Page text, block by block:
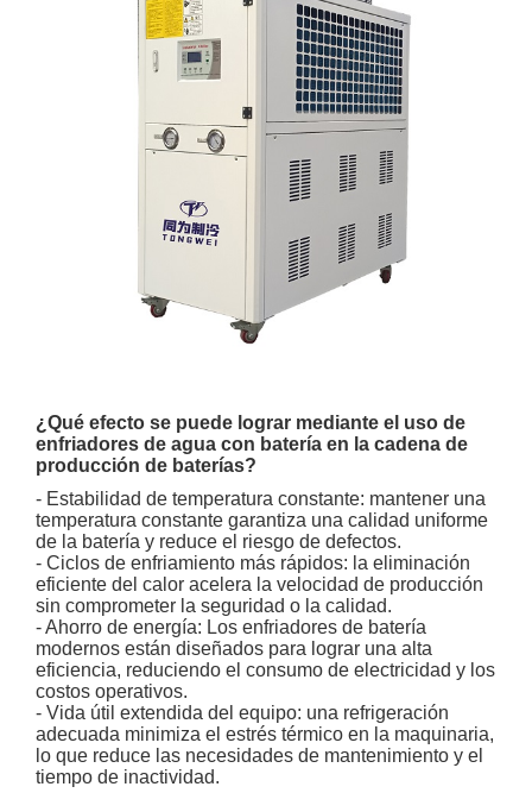
¿Qué efecto se puede lograr mediante el uso de
enfriadores de agua con batería en la cadena de
producción de baterías?
- Estabilidad de temperatura constante: mantener una
temperatura constante garantiza una calidad uniforme
de la batería y reduce el riesgo de defectos.
- Ciclos de enfriamiento más rápidos: la eliminación
eficiente del calor acelera la velocidad de producción
sin comprometer la seguridad o la calidad.
- Ahorro de energía: Los enfriadores de batería
modernos están diseñados para lograr una alta
eficiencia, reduciendo el consumo de electricidad y los
costos operativos.
- Vida útil extendida del equipo: una refrigeración
adecuada minimiza el estrés térmico en la maquinaria,
lo que reduce las necesidades de mantenimiento y el
tiempo de inactividad.